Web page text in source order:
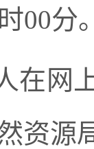
时00分
在
资源